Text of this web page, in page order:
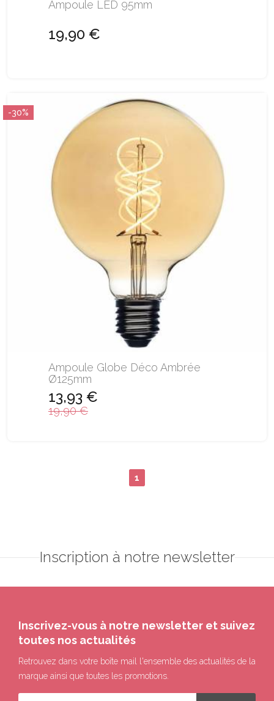
Ampoule LED 95mm
19,90 €
-30%
Ampoule Globe Déco Ambrée
Ø125mm
13,93 €
19,90 €
1
Inscription à notre newsletter
Inscrivez-vous à notre newsletter et suivez
toutes nos actualités
Retrouvez dans votre boîte mail l'ensemble des actualités de la
marque ainsi que toutes les promotions.